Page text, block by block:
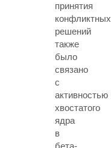
принятия
конфликтных
решений
также
было
связано
с
активностью
хвостатого
ядра
в